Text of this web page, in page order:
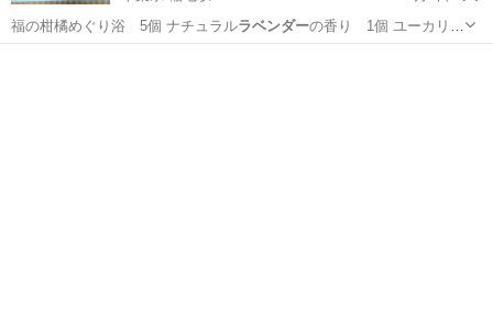
福の柑橘めぐり浴 5個 ナチュラルラベンダーの香り 1個 ユーカリの
香り 1個…